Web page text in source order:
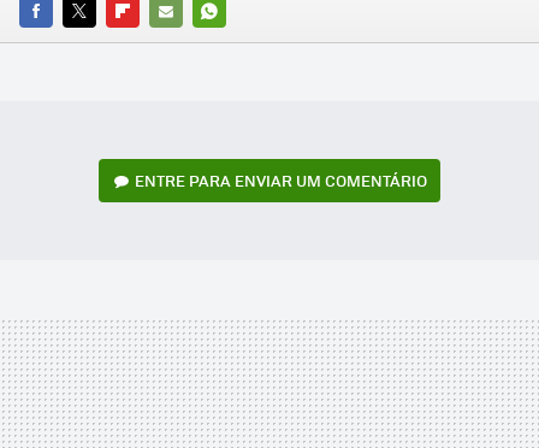
FACEBOOK
TWITTERFLIPBOARD
E-
WHATSAPP
ENTRE PARA ENVIAR UM COMENTÁRIO